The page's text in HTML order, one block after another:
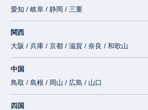
愛知 / 岐阜 / 静岡 / 三重
関西
大阪 / 兵庫 / 京都 / 滋賀 / 奈良 / 和歌山
中国
鳥取 / 島根 / 岡山 / 広島 / 山口
四国